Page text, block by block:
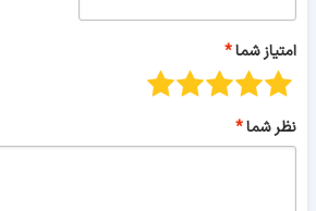
امتیاز شما
نظر شما